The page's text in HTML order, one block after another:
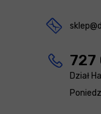
727
Dział